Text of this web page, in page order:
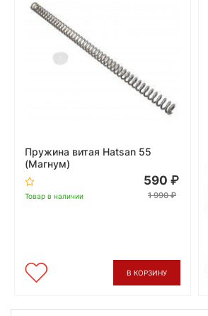
Пружина витая Hatsan 55
(Магнум)
Товар в наличии
590
1 990
В КОРЗИНУ